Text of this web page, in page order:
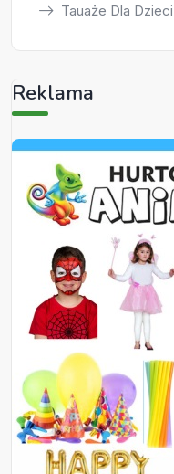
Tauaże Dla Dzieci
Reklama